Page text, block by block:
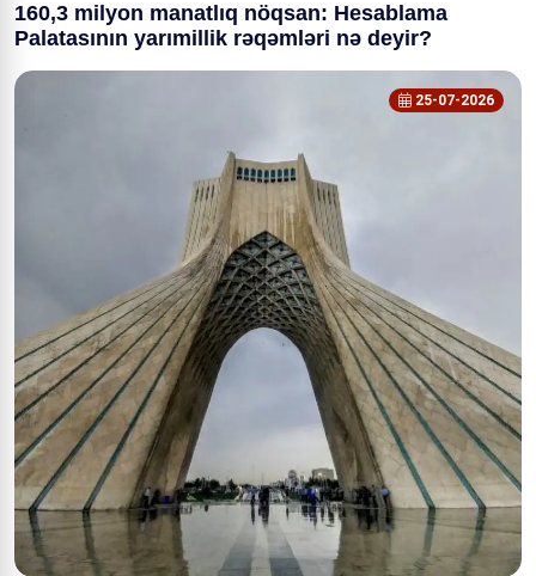
160,3 milyon manatlıq nöqsan: Hesablama
Palatasının yarımillik rəqəmləri nə deyir?
25-07-2026